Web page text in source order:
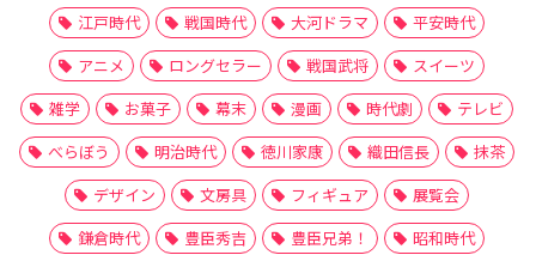
江戸時代 戦国時代 大河ドラマ
平安時代
アニメ
ロングセラー 戦国武将
スイーツ
雑学
お菓子 幕末 漫画 時代劇
テレビ
べらぼう
明治時代 徳川家康 織田信長
抹茶
デザイン
文房具 フィギュア
展覧会
鎌倉時代
豊臣秀吉 豊臣兄弟！
昭和時代